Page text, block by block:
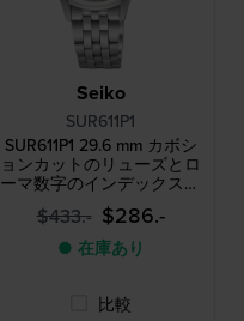
Seiko
SUR611P1
SUR611P1 29.6 mm カボシ
ョンカットのリューズとロ
ーマ数字のインデックスを
備えた、エレガントなクォ
ーツウォッチ
$433.- $286.-
● 在庫あり
比較